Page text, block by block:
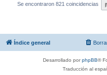
Se encontraron 821 coincidencias
Índice general
Desarrollado porphpBB®
Traducción al